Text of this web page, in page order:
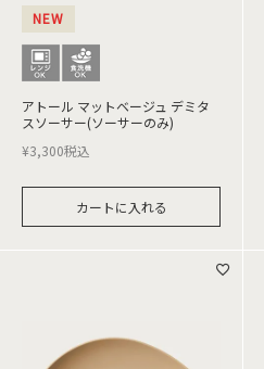
NEW
アトール マットベージュ デミタ
スソーサー(ソーサーのみ)
¥3,300税込
カートに入れる